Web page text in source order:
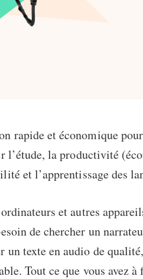
rapide et économique
la productivité
et l’apprentissage des
et autres
de chercher un
un texte en audio de
Tout ce que vous avez à